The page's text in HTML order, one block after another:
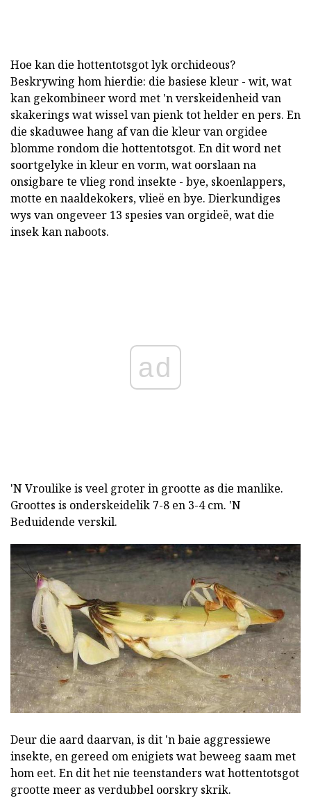
Hoe kan die hottentotsgot lyk orchideous?
Beskrywing hom hierdie: die basiese kleur - wit, wat
kan gekombineer word met 'n verskeidenheid van
skakerings wat wissel van pienk tot helder en pers. En
die skaduwee hang af van die kleur van orgidee
blomme rondom die hottentotsgot. En dit word net
soortgelyke in kleur en vorm, wat oorslaan na
onsigbare te vlieg rond insekte - bye, skoenlappers,
motte en naaldekokers, vlieë en bye. Dierkundiges
wys van ongeveer 13 spesies van orgideë, wat die
insek kan naboots.
ad
'N Vroulike is veel groter in grootte as die manlike.
Groottes is onderskeidelik 7-8 en 3-4 cm. 'N
Beduidende verskil.
Deur die aard daarvan, is dit 'n baie aggressiewe
insekte, en gereed om enigiets wat beweeg saam met
hom eet. En dit het nie teenstanders wat hottentotsgot
grootte meer as verdubbel oorskry skrik.